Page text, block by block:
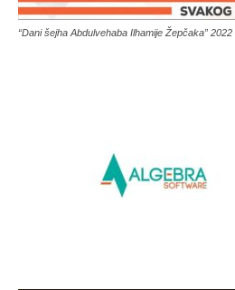
“Dani šejha Abdulvehaba Ilhamije Žepčaka” 2022